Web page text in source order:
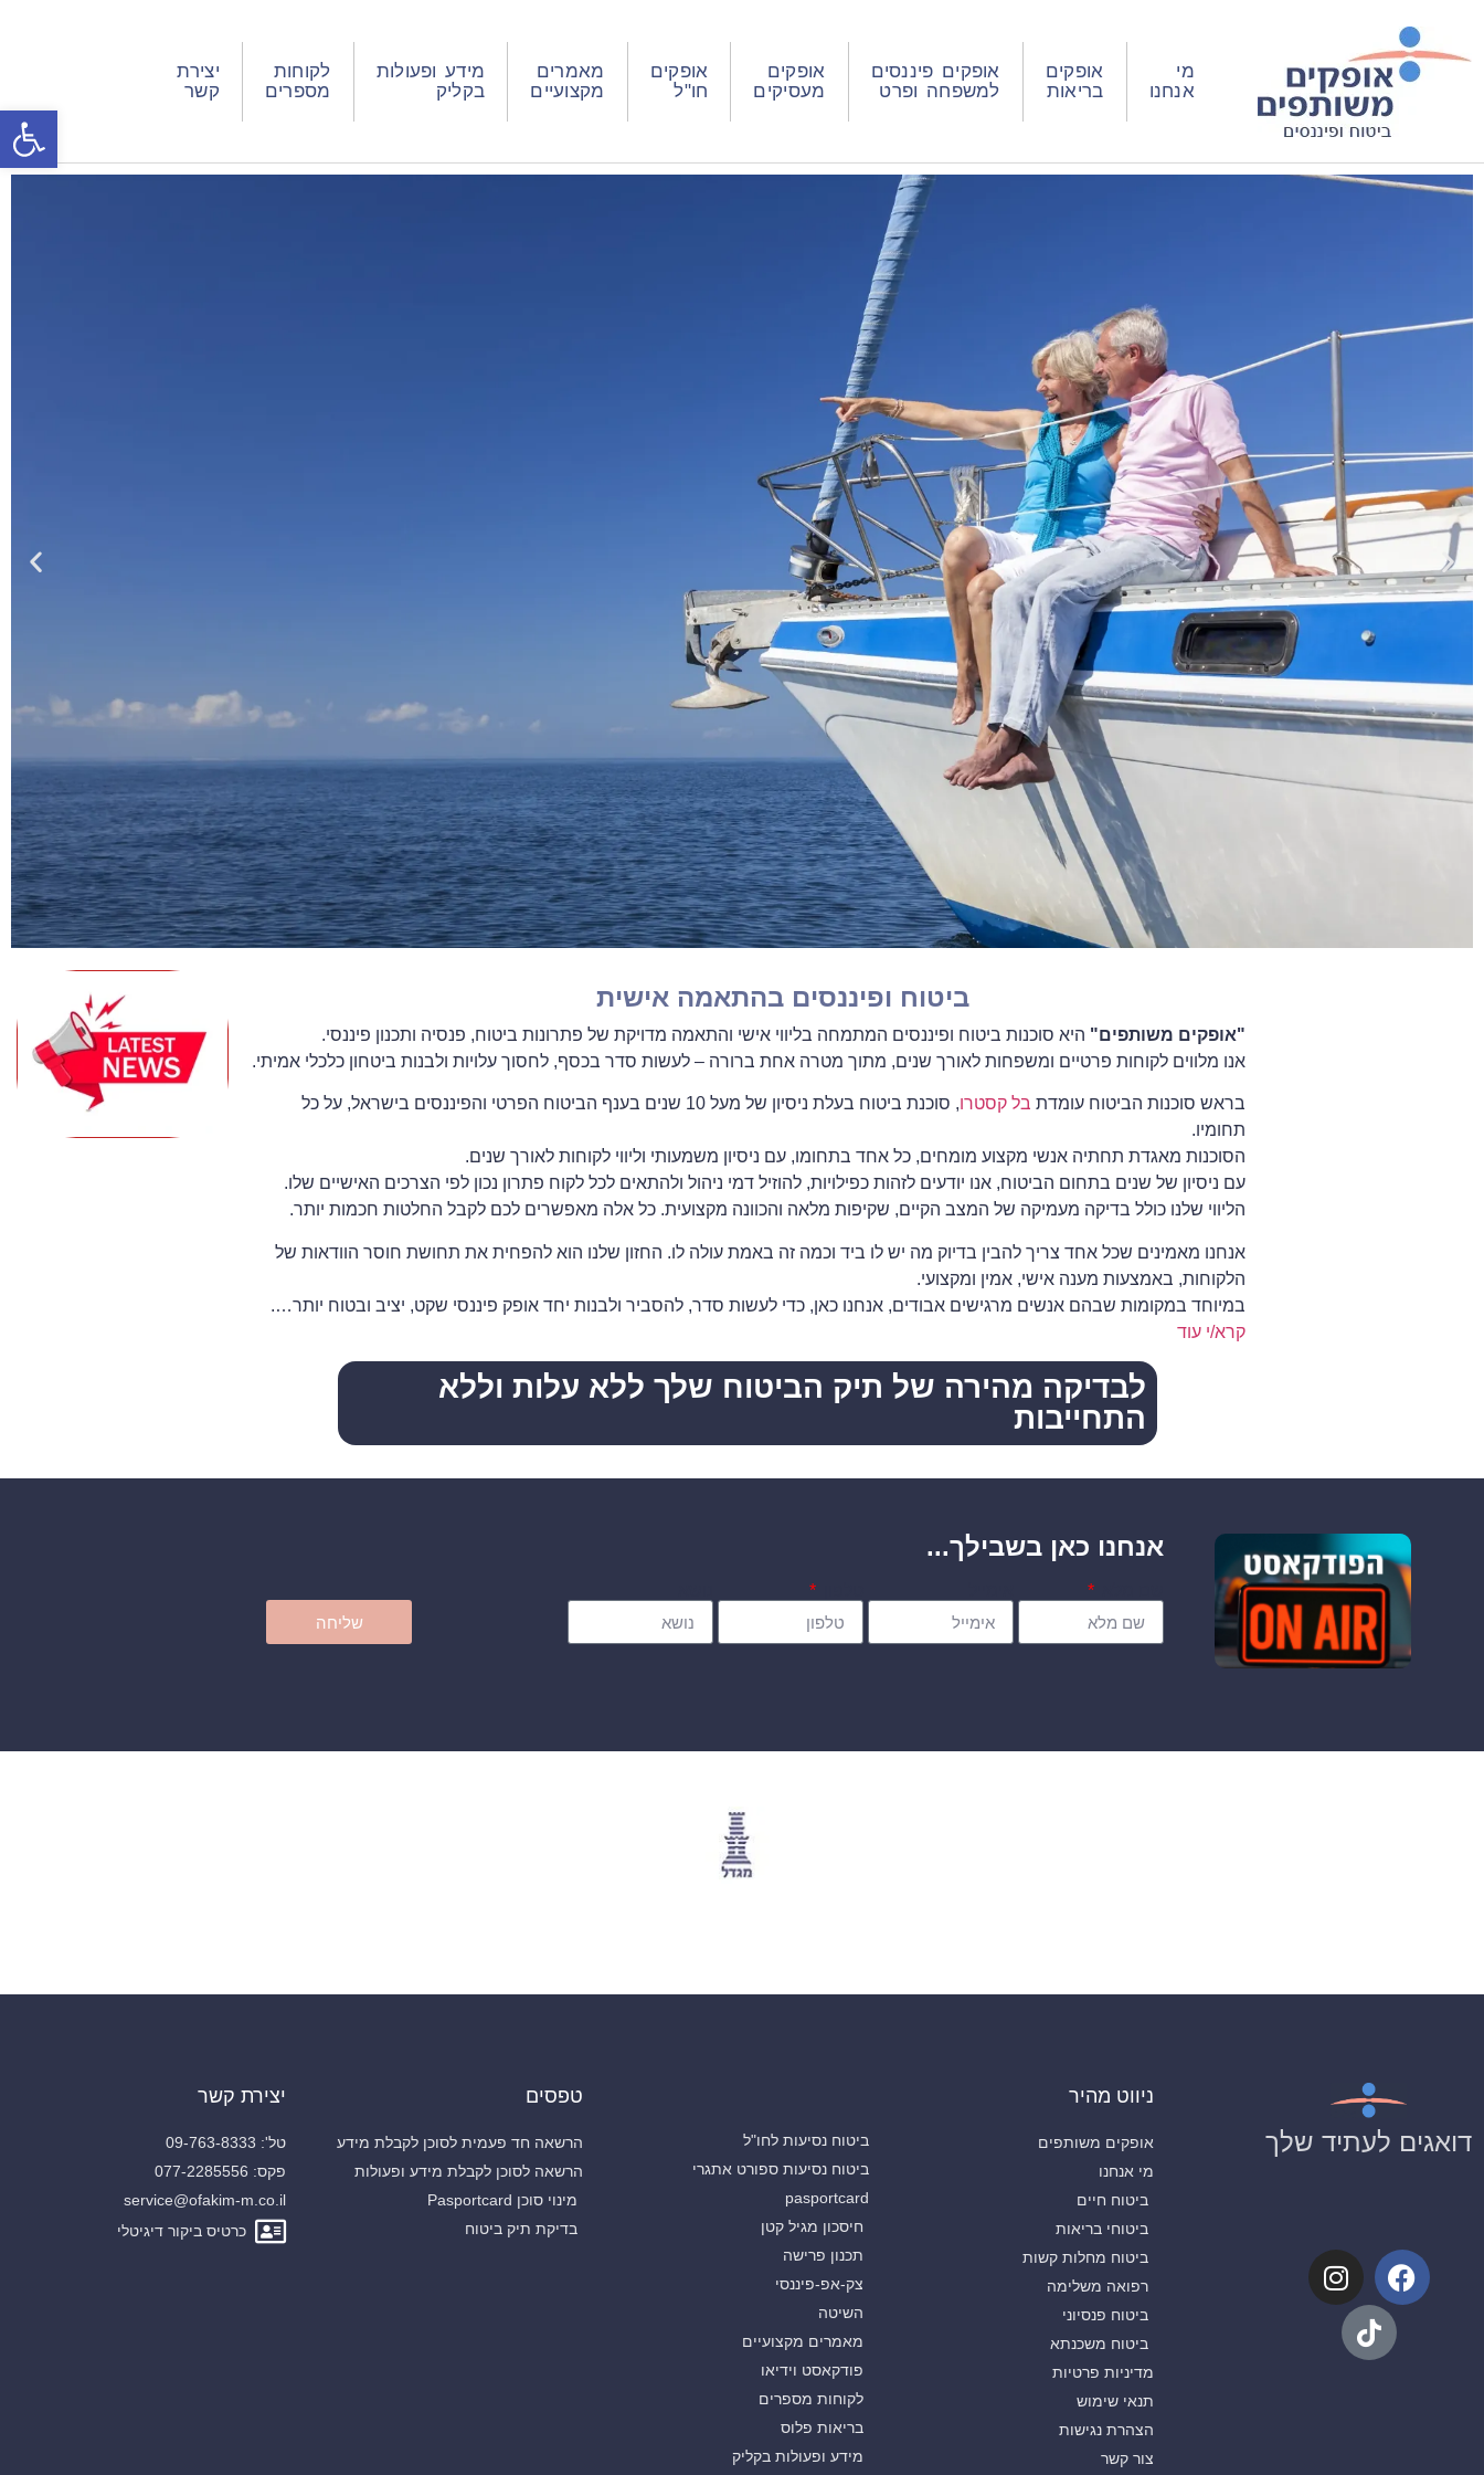
מי
אנחנו
אופקים
בריאות
אופקים פיננסים
למשפחה ופרט
אופקים
מעסיקים
אופקים
חו"ל
מאמרים
מקצועיים
מידע ופעולות
בקליק
לקוחות
מספרים
יצירת
קשר
אופקים
משותפים
דואגים
לעתיד
שלך
ביטוח ופיננסים בהתאמה אישית
"אופקים משותפים" היא סוכנות ביטוח ופיננסים המתמחה בליווי אישי והתאמה מדויקת של פתרונות ביטוח, פנסיה ותכנון פיננסי.
אנו מלווים לקוחות פרטיים ומשפחות לאורך שנים, מתוך מטרה אחת ברורה – לעשות סדר בכסף, לחסוך עלויות ולבנות ביטחון כלכלי אמיתי.
בראש סוכנות הביטוח עומדת בל קסטרו,
סוכנת ביטוח בעלת ניסיון של מעל 10 שנים בענף הביטוח הפרטי והפיננסים בישראל, על כל
תחומיו.
הסוכנות מאגדת תחתיה אנשי מקצוע מומחים, כל אחד בתחומו, עם ניסיון משמעותי וליווי לקוחות לאורך שנים.
עם ניסיון של שנים בתחום הביטוח, אנו יודעים לזהות כפילויות, להוזיל דמי ניהול ולהתאים לכל לקוח פתרון נכון לפי הצרכים האישיים שלו.
הליווי שלנו כולל בדיקה מעמיקה של המצב הקיים, שקיפות מלאה והכוונה מקצועית. כל אלה מאפשרים לכם לקבל החלטות חכמות יותר.
אנחנו מאמינים שכל אחד צריך להבין בדיוק מה יש לו ביד וכמה זה באמת עולה לו. החזון שלנו הוא להפחית את תחושת חוסר הוודאות של
הלקוחות, באמצעות מענה אישי, אמין ומקצועי.
במיוחד במקומות שבהם אנשים מרגישים אבודים, אנחנו כאן, כדי לעשות סדר, להסביר ולבנות יחד אופק פיננסי שקט, יציב ובטוח יותר….
קרא/י עוד
לבדיקה מהירה של תיק הביטוח שלך ללא עלות וללא
התחייבות ​​
אנחנו כאן בשבילך...
שליחה
דואגים לעתיד שלך
ניווט מהיר
אופקים משותפים
מי אנחנו
ביטוח חיים
ביטוחי בריאות
ביטוח מחלות קשות
רפואה משלימה
ביטוח פנסיוני
ביטוח משכנתא
מדיניות פרטיות
תנאי שימוש
הצהרת נגישות
צור קשר
ביטוח נסיעות לחו"ל
ביטוח נסיעות ספורט אתגרי
pasportcard
חיסכון מגיל קטן
תכנון פרישה
צק-אפ-פיננסי
השיטה
מאמרים מקצועיים
פודקאסט וידיאו
לקוחות מספרים
בריאות פלוס
מידע ופעולות בקליק
טפסים
הרשאה חד פעמית לסוכן לקבלת מידע
הרשאה לסוכן לקבלת מידע ופעולות
מינוי סוכן Pasportcard
בדיקת תיק ביטוח
יצירת קשר
טל': 09-763-8333
פקס: 077-2285556
service@ofakim-m.co.il
כרטיס ביקור דיגיטלי
פתח